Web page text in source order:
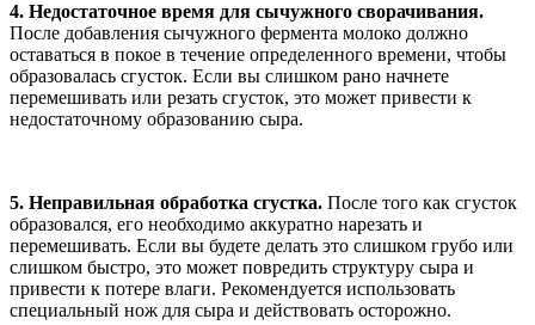
4. Недостаточное время для сычужного сворачивания.
После добавления сычужного фермента молоко должно
оставаться в покое в течение определенного времени, чтобы
образовалась сгусток. Если вы слишком рано начнете
перемешивать или резать сгусток, это может привести к
недостаточному образованию сыра.
5. Неправильная обработка сгустка. После того как сгусток
образовался, его необходимо аккуратно нарезать и
перемешивать. Если вы будете делать это слишком грубо или
слишком быстро, это может повредить структуру сыра и
привести к потере влаги. Рекомендуется использовать
специальный нож для сыра и действовать осторожно.